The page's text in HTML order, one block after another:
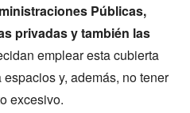
Públicas,
privadas y también las
emplear esta cubierta
y, además, no tener
excesivo.